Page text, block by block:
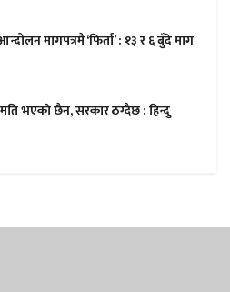
आन्दोलन मागपत्रमै ‘फिर्ता’ : १३ र ६ बुँदे माग
भएकाे छैन, सरकार ठग्दैछ : हिन्दु